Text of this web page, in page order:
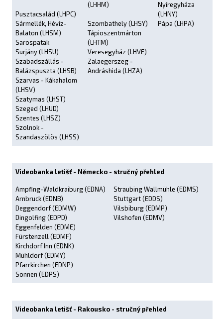
Pusztacsalád (LHPC)
Sármellék, Hévíz-
Balaton (LHSM)
Sarospatak
Surjány (LHSU)
Szabadszállás -
Balázspuszta (LHSB)
Szarvas - Kákahalom
(LHSV)
Szatymas (LHST)
Szeged (LHUD)
Szentes (LHSZ)
Szolnok -
Szandaszölös (LHSS)
(LHHM)
Szombathely (LHSY)
Tápioszentmárton
(LHTM)
Veresegyház (LHVE)
Zalaegerszeg -
Andráshida (LHZA)
Nyíregyháza
(LHNY)
Pápa (LHPA)
Videobanka letišť - Německo - stručný přehled
Ampfing-Waldkraiburg (EDNA)
Arnbruck (EDNB)
Deggendorf (EDMW)
Dingolfing (EDPD)
Eggenfelden (EDME)
Fürstenzell (EDMF)
Kirchdorf Inn (EDNK)
Mühldorf (EDMY)
Pfarrkirchen (EDNP)
Sonnen (EDPS)
Straubing Wallmühle (EDMS)
Stuttgart (EDDS)
Vilsbiburg (EDMP)
Vilshofen (EDMV)
Videobanka letišť - Rakousko - stručný přehled